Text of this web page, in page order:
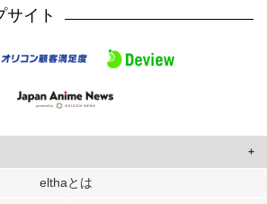
サイト
用して、ユーザーに合わせたコンテンツや広告の
elthaとは